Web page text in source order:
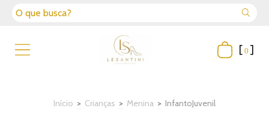
[ 0 ]
Início > Crianças > Menina > InfantoJuvenil